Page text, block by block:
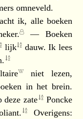
omneveld.
acht ik, alle boeken
— Boeken
lijk
dauw. Ik lees
niet lezen,
in het brein.
dezezate
Poncke
Overigens: